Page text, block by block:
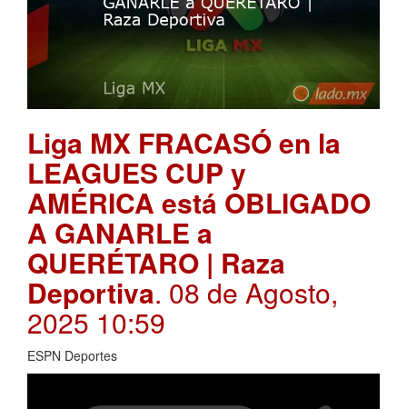
Liga MX FRACASÓ en la
LEAGUES CUP y
AMÉRICA está OBLIGADO
A GANARLE a
QUERÉTARO | Raza
Deportiva. 08 de Agosto,
2025 10:59
ESPN Deportes